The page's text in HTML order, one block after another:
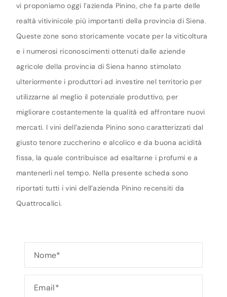
vi proponiamo oggi l’azienda Pinino, che fa parte delle
realtà vitivinicole più importanti della provincia di Siena.
Queste zone sono storicamente vocate per la viticoltura
e i numerosi riconoscimenti ottenuti dalle aziende
agricole della provincia di Siena hanno stimolato
ulteriormente i produttori ad investire nel territorio per
utilizzarne al meglio il potenziale produttivo, per
migliorare costantemente la qualità ed affrontare nuovi
mercati. I vini dell’azienda Pinino sono caratterizzati dal
giusto tenore zuccherino e alcolico e da buona acidità
fissa, la quale contribuisce ad esaltarne i profumi e a
mantenerli nel tempo. Nella presente scheda sono
riportati tutti i vini dell’azienda Pinino recensiti da
Quattrocalici.